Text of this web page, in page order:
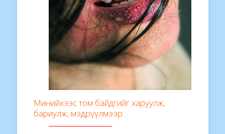
Минийхээс том байдгийг харуулж,
бариулж, мэдрүүлмээр…